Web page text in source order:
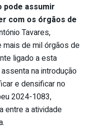
pode assumir
com os órgãos de
Tavares,
mais de mil órgãos de
ligado a esta
na introdução
e densificar no
2024-1083,
entre a atividade